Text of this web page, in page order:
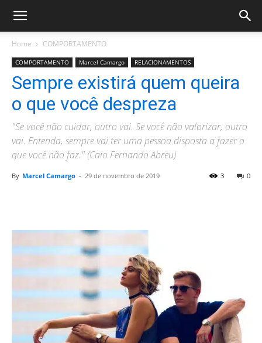
Home COMPORTAMENTO
COMPORTAMENTO Marcel Camargo RELACIONAMENTOS
Sempre existirá quem queira
o que você despreza
"Se você não cuidar, outro vai. Se você não valorizar, outro
vai. Entenda, sempre vai ter uma pessoa disposta a fazer o
que você não faz." (Caio Fernando Abreu)
By Marcel Camargo - 29 de novembro de 2019 0
3